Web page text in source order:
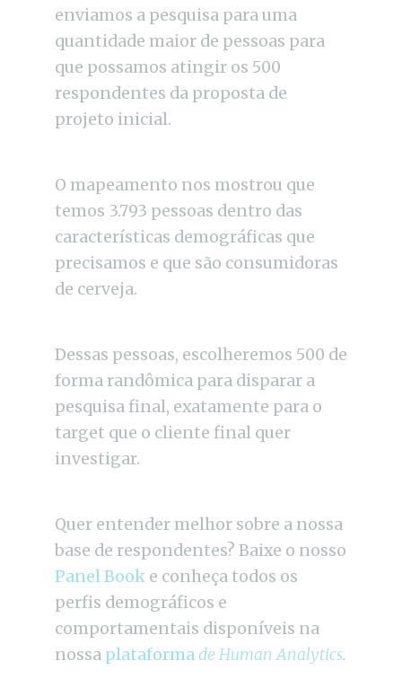
enviamos a pesquisa para uma
quantidade maior de pessoas para
que possamos atingir os 500
respondentes da proposta de
projeto inicial.
O mapeamento nos mostrou que
temos 3.793 pessoas dentro das
características demográficas que
precisamos e que são consumidoras
de cerveja.
Dessas pessoas, escolheremos 500 de
forma randômica para disparar a
pesquisa final, exatamente para o
target que o cliente final quer
investigar.
Quer entender melhor sobre a nossa
base de respondentes? Baixe o nosso
Panel Booke conheça todos os
perfis demográficos e
comportamentais disponíveis na
nossa plataformade Human Analytics.